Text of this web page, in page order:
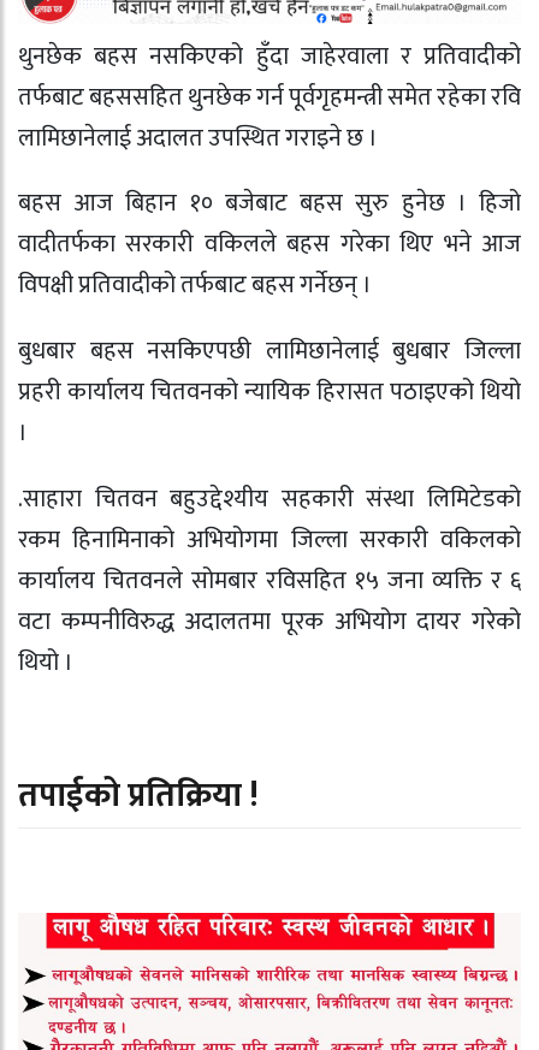
थुनछेक बहस नसकिएको हुँदा जाहेरवाला र प्रतिवादीको
तर्फबाट बहससहित थुनछेक गर्न पूर्वगृहमन्त्री समेत रहेका रवि
लामिछानेलाई अदालत उपस्थित गराइने छ ।
बहस आज बिहान १० बजेबाट बहस सुरु हुनेछ । हिजो
वादीतर्फका सरकारी वकिलले बहस गरेका थिए भने आज
विपक्षी प्रतिवादीको तर्फबाट बहस गर्नेछन् ।
बुधबार बहस नसकिएपछी लामिछानेलाई बुधबार जिल्ला
प्रहरी कार्यालय चितवनको न्यायिक हिरासत पठाइएको थियो
।
.साहारा चितवन बहुउद्देश्यीय सहकारी संस्था लिमिटेडको
रकम हिनामिनाको अभियोगमा जिल्ला सरकारी वकिलको
कार्यालय चितवनले सोमबार रविसहित १५ जना व्यक्ति र ६
वटा कम्पनीविरुद्ध अदालतमा पूरक अभियोग दायर गरेको
थियो ।
तपाईको प्रतिक्रिया !